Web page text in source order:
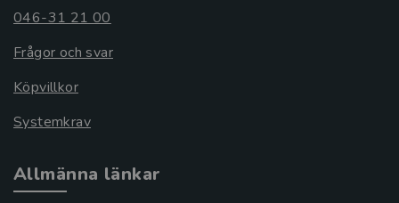
046-31 21 00
Frågor och svar
Köpvillkor
Systemkrav
Allmänna länkar